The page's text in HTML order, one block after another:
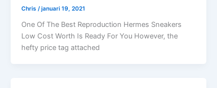
Chris/januari 19, 2021
One Of The Best Reproduction Hermes Sneakers
Low Cost Worth Is Ready For You However, the
hefty price tag attached